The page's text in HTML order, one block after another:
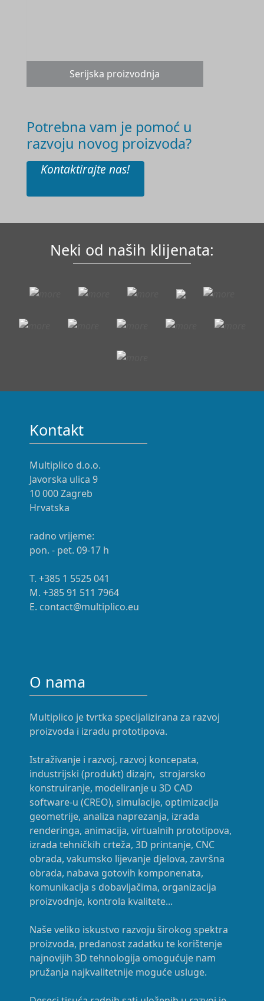
Serijska proizvodnja
Potrebna vam je pomoć u
razvoju novog proizvoda?
Kontaktirajte nas!
Neki od naših klijenata:
Kontakt
Multiplico d.o.o.
Javorska ulica 9
10 000 Zagreb
Hrvatska
radno vrijeme:
pon. - pet. 09-17 h
T. +385 1 5525 041
M. +385 91 511 7964
E. contact@multiplico.eu
O nama
Multiplico je tvrtka specijalizirana za razvoj
proizvoda i izradu prototipova.
Istraživanje i razvoj, razvoj koncepata,
industrijski (produkt) dizajn, strojarsko
konstruiranje, modeliranje u 3D CAD
software-u (CREO), simulacije, optimizacija
geometrije, analiza naprezanja, izrada
renderinga, animacija, virtualnih prototipova,
izrada tehničkih crteža, 3D printanje, CNC
obrada, vakumsko lijevanje djelova, završna
obrada, nabava gotovih komponenata,
komunikacija s dobavljačima, organizacija
proizvodnje, kontrola kvalitete...
Naše veliko iskustvo razvoju širokog spektra
proizvoda, predanost zadatku te korištenje
najnovijih 3D tehnologija omogućuje nam
pružanja najkvalitetnije moguće usluge.